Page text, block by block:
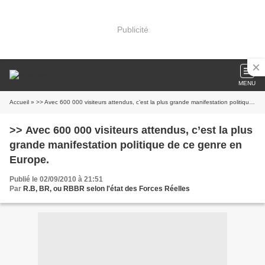
Publicité
MENU
Accueil » >> Avec 600 000 visiteurs attendus, c’est la plus grande manifestation politique de ce genre en Europe.
>> Avec 600 000 visiteurs attendus, c’est la plus
grande manifestation politique de ce genre en
Europe.
Publié le 02/09/2010 à 21:51
Par R.B, BR, ou RBBR selon l'état des Forces Réelles